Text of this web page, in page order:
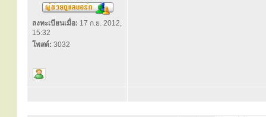
ลงทะเบียนเมื่อ: 17 ก.ย. 2012,
15:32
โพสต์: 3032